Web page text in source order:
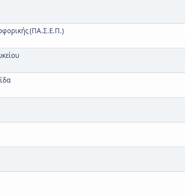
(ΠΑ.Σ.Ε.Π.)